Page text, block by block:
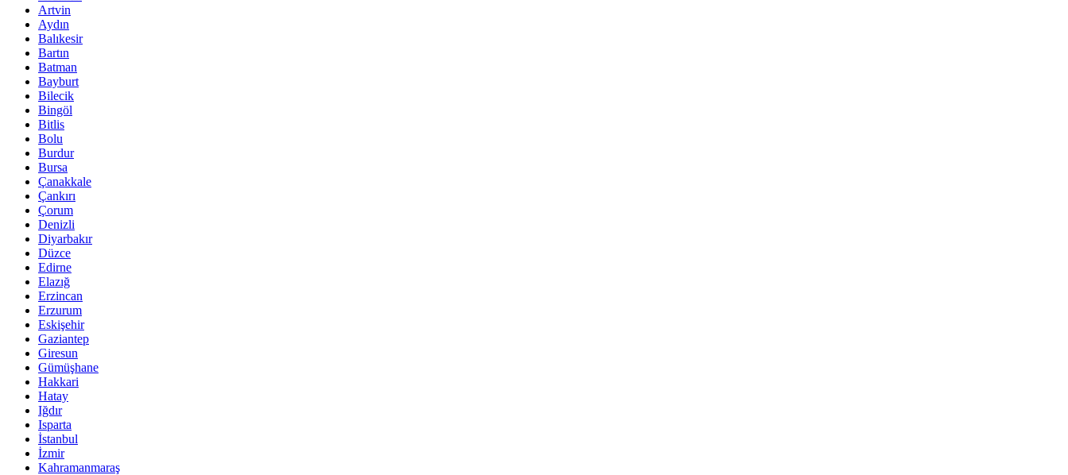
Artvin
Aydın
Balıkesir
Bartın
Batman
Bayburt
Bilecik
Bingöl
Bitlis
Bolu
Burdur
Bursa
Çanakkale
Çankırı
Çorum
Denizli
Diyarbakır
Düzce
Edirne
Elazığ
Erzincan
Erzurum
Eskişehir
Gaziantep
Giresun
Gümüşhane
Hakkari
Hatay
Iğdır
Isparta
İstanbul
İzmir
Kahramanmaraş